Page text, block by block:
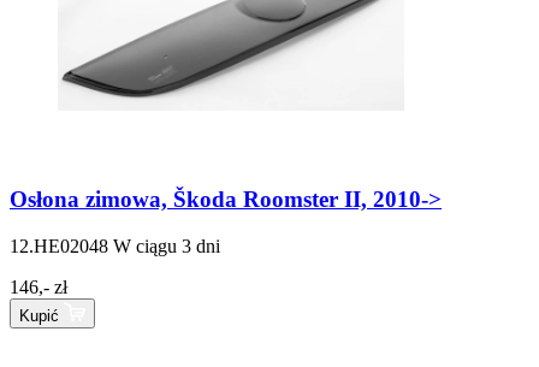
Osłona zimowa, Škoda Roomster II, 2010->
12.HE02048 W ciągu 3 dni
146,- zł
Kupić